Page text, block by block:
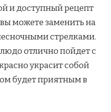
и доступный рецепт
можете заменить на
стрелками.
отлично пойдет с
украсит собой
будет приятным в